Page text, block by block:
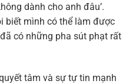
dành cho anh đâu’.
biết mình có thể làm được
có những pha sút phạt rất
tâm và sự tự tin mạnh